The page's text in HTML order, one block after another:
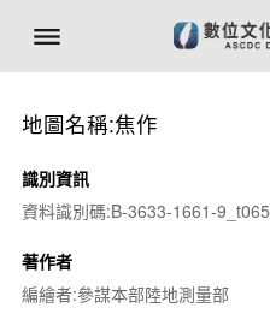
地圖名稱:焦作
識別資訊
資料識別碼:B-3633-1661-9_t065
著作者
編繪者:參謀本部陸地測量部